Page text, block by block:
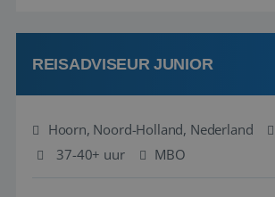
werken: of het nu gaat om vragen ...
REISADVISEUR JUNIOR
Hoorn, Noord-Holland, Nederland
37-40+ uur
MBO